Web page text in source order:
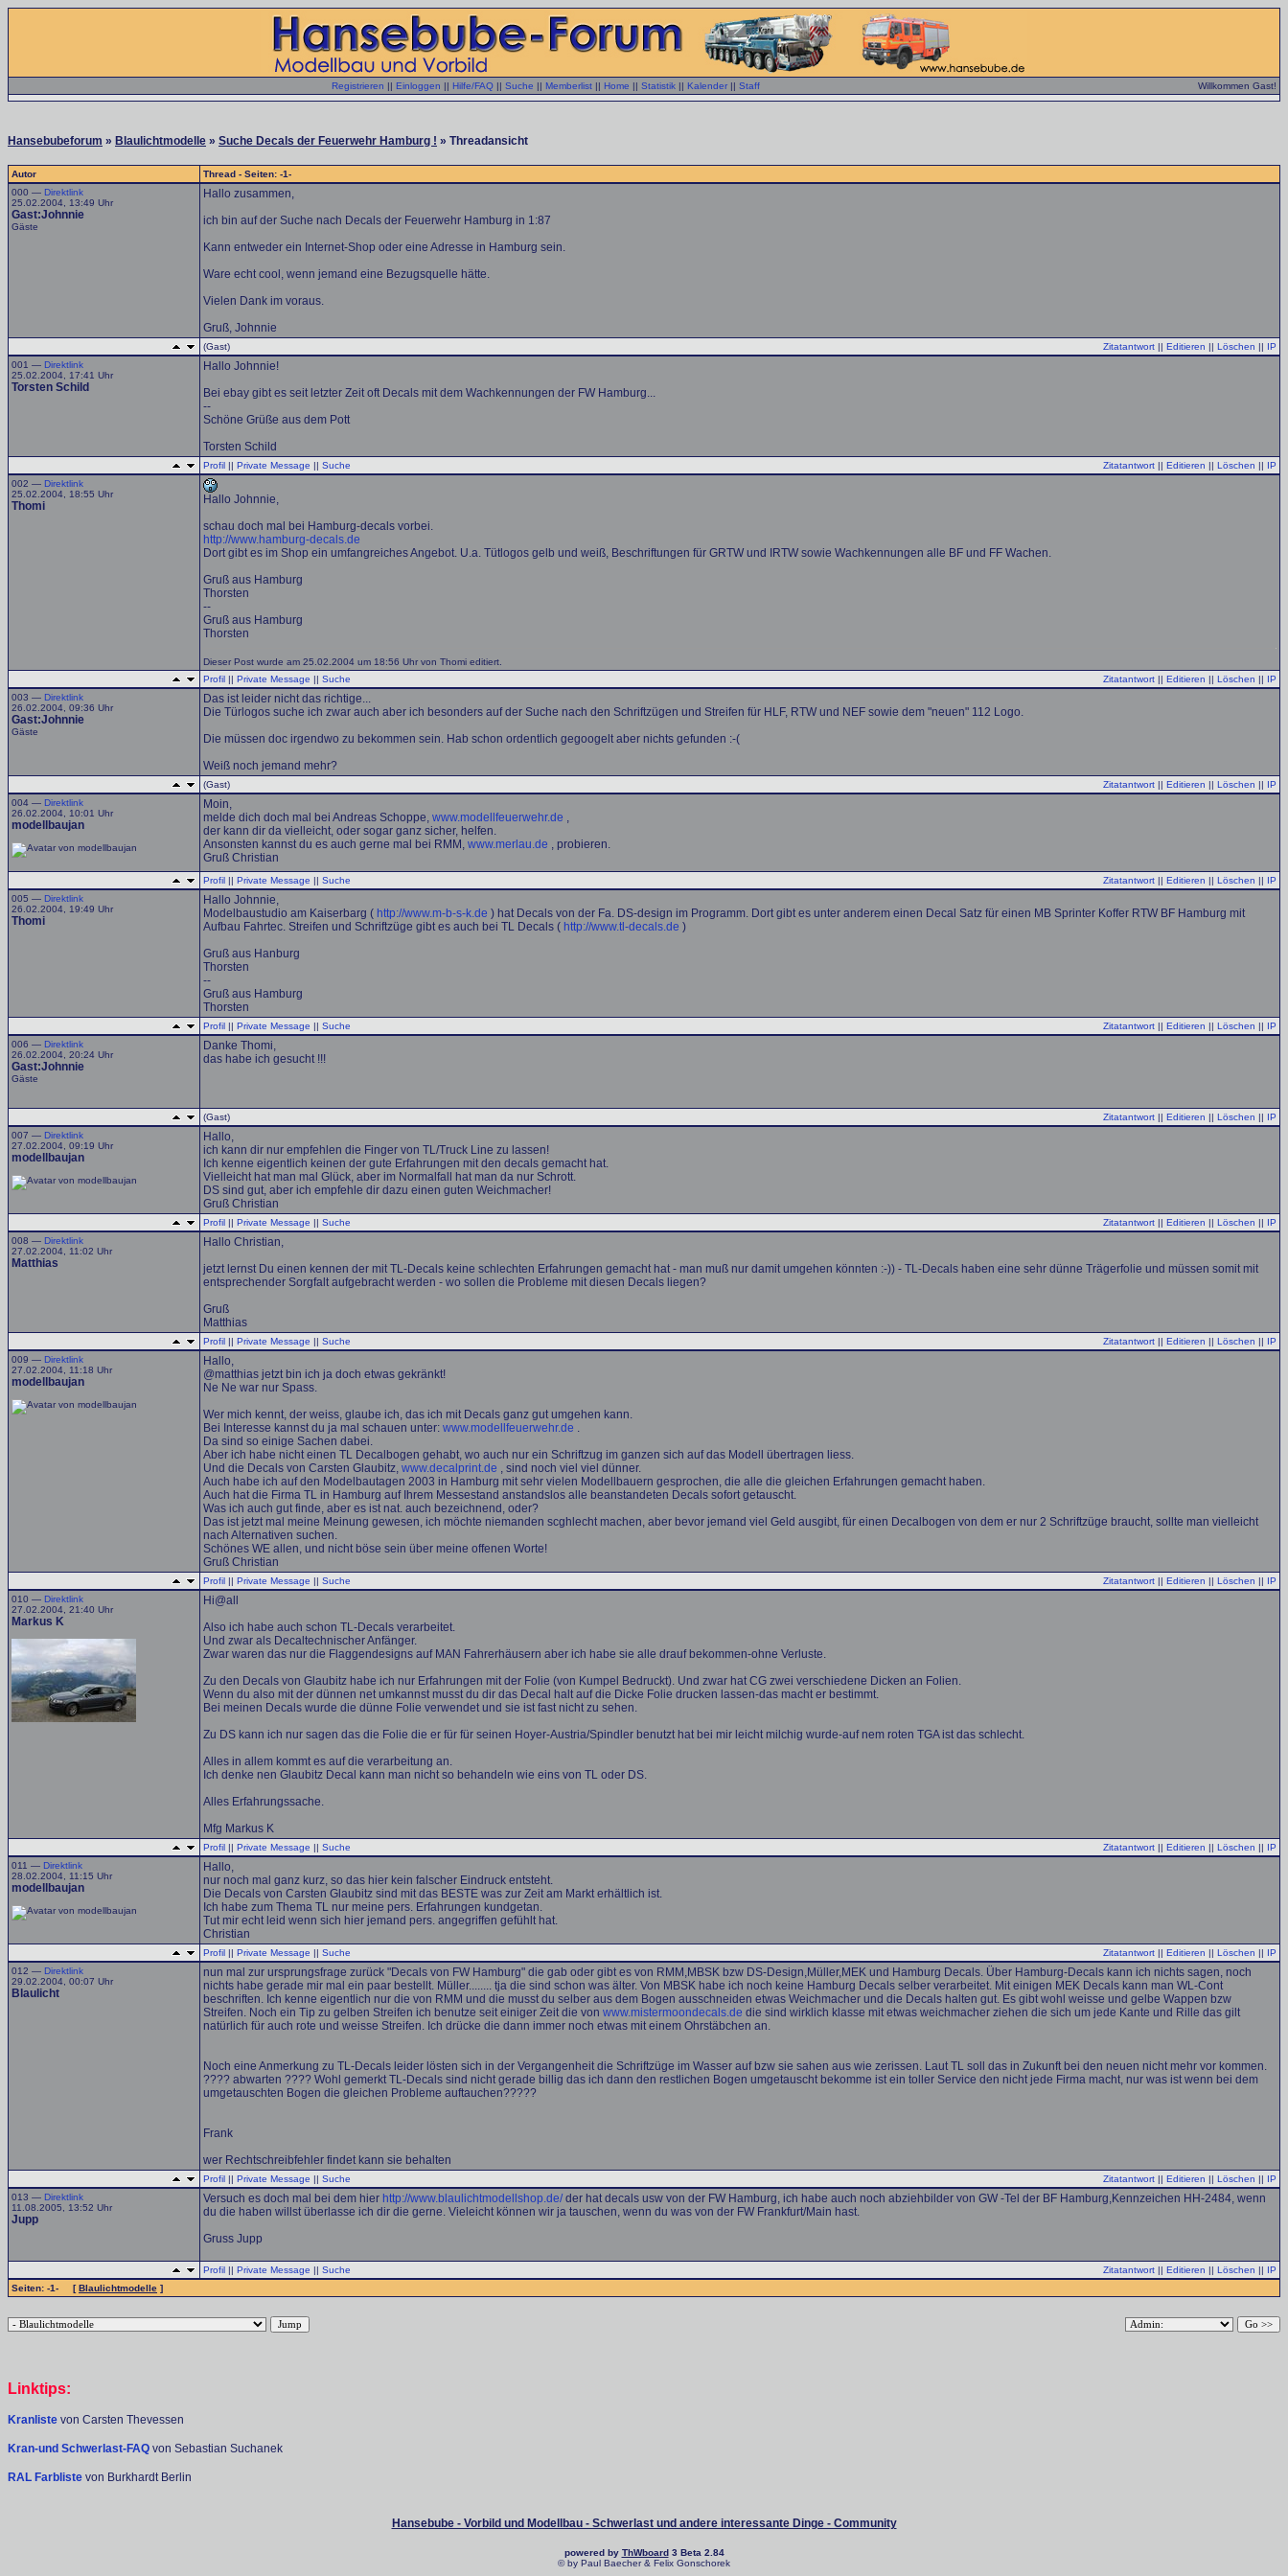
Registrieren || Einloggen || Hilfe/FAQ || Suche || Memberlist || Home || Statistik || Kalender || Staff Willkommen Gast!
Hansebubeforum » Blaulichtmodelle » Suche Decals der Feuerwehr Hamburg ! » Threadansicht
Autor
Thread - Seiten: -1-
000 — Direktlink
25.02.2004, 13:49 Uhr
Gast:Johnnie
Gäste
Hallo zusammen,
ich bin auf der Suche nach Decals der Feuerwehr Hamburg in 1:87
Kann entweder ein Internet-Shop oder eine Adresse in Hamburg sein.
Ware echt cool, wenn jemand eine Bezugsquelle hätte.
Vielen Dank im voraus.
Gruß, Johnnie
(Gast) Zitatantwort || Editieren || Löschen || IP
001 — Direktlink
25.02.2004, 17:41 Uhr
Torsten Schild
Hallo Johnnie!
Bei ebay gibt es seit letzter Zeit oft Decals mit dem Wachkennungen der FW Hamburg...
--
Schöne Grüße aus dem Pott
Torsten Schild
Profil || Private Message || Suche Zitatantwort || Editieren || Löschen || IP
002 — Direktlink
25.02.2004, 18:55 Uhr
Thomi
Hallo Johnnie,
schau doch mal bei Hamburg-decals vorbei.
http://www.hamburg-decals.de
Dort gibt es im Shop ein umfangreiches Angebot. U.a. Tütlogos gelb und weiß, Beschriftungen für GRTW und IRTW sowie Wachkennungen alle BF und FF Wachen.
Gruß aus Hamburg
Thorsten
--
Gruß aus Hamburg
Thorsten
Dieser Post wurde am 25.02.2004 um 18:56 Uhr von Thomi editiert.
Profil || Private Message || Suche Zitatantwort || Editieren || Löschen || IP
003 — Direktlink
26.02.2004, 09:36 Uhr
Gast:Johnnie
Gäste
Das ist leider nicht das richtige...
Die Türlogos suche ich zwar auch aber ich besonders auf der Suche nach den Schriftzügen und Streifen für HLF, RTW und NEF sowie dem "neuen" 112 Logo.
Die müssen doc irgendwo zu bekommen sein. Hab schon ordentlich gegoogelt aber nichts gefunden :-(
Weiß noch jemand mehr?
(Gast) Zitatantwort || Editieren || Löschen || IP
004 — Direktlink
26.02.2004, 10:01 Uhr
modellbaujan
Moin,
melde dich doch mal bei Andreas Schoppe, www.modellfeuerwehr.de ,
der kann dir da vielleicht, oder sogar ganz sicher, helfen.
Ansonsten kannst du es auch gerne mal bei RMM, www.merlau.de , probieren.
Gruß Christian
Profil || Private Message || Suche Zitatantwort || Editieren || Löschen || IP
005 — Direktlink
26.02.2004, 19:49 Uhr
Thomi
Hallo Johnnie,
Modelbaustudio am Kaiserbarg ( http://www.m-b-s-k.de ) hat Decals von der Fa. DS-design im Programm. Dort gibt es unter anderem einen Decal Satz für einen MB Sprinter Koffer RTW BF Hamburg mit
Aufbau Fahrtec. Streifen und Schriftzüge gibt es auch bei TL Decals ( http://www.tl-decals.de )
Gruß aus Hanburg
Thorsten
--
Gruß aus Hamburg
Thorsten
Profil || Private Message || Suche Zitatantwort || Editieren || Löschen || IP
006 — Direktlink
26.02.2004, 20:24 Uhr
Gast:Johnnie
Gäste
Danke Thomi,
das habe ich gesucht !!!
(Gast) Zitatantwort || Editieren || Löschen || IP
007 — Direktlink
27.02.2004, 09:19 Uhr
modellbaujan
Hallo,
ich kann dir nur empfehlen die Finger von TL/Truck Line zu lassen!
Ich kenne eigentlich keinen der gute Erfahrungen mit den decals gemacht hat.
Vielleicht hat man mal Glück, aber im Normalfall hat man da nur Schrott.
DS sind gut, aber ich empfehle dir dazu einen guten Weichmacher!
Gruß Christian
Profil || Private Message || Suche Zitatantwort || Editieren || Löschen || IP
008 — Direktlink
27.02.2004, 11:02 Uhr
Matthias
Hallo Christian,
jetzt lernst Du einen kennen der mit TL-Decals keine schlechten Erfahrungen gemacht hat - man muß nur damit umgehen könnten :-)) - TL-Decals haben eine sehr dünne Trägerfolie und müssen somit mit
entsprechender Sorgfalt aufgebracht werden - wo sollen die Probleme mit diesen Decals liegen?
Gruß
Matthias
Profil || Private Message || Suche Zitatantwort || Editieren || Löschen || IP
009 — Direktlink
27.02.2004, 11:18 Uhr
modellbaujan
Hallo,
@matthias jetzt bin ich ja doch etwas gekränkt!
Ne Ne war nur Spass.
Wer mich kennt, der weiss, glaube ich, das ich mit Decals ganz gut umgehen kann.
Bei Interesse kannst du ja mal schauen unter: www.modellfeuerwehr.de .
Da sind so einige Sachen dabei.
Aber ich habe nicht einen TL Decalbogen gehabt, wo auch nur ein Schriftzug im ganzen sich auf das Modell übertragen liess.
Und die Decals von Carsten Glaubitz, www.decalprint.de , sind noch viel viel dünner.
Auch habe ich auf den Modelbautagen 2003 in Hamburg mit sehr vielen Modellbauern gesprochen, die alle die gleichen Erfahrungen gemacht haben.
Auch hat die Firma TL in Hamburg auf Ihrem Messestand anstandslos alle beanstandeten Decals sofort getauscht.
Was ich auch gut finde, aber es ist nat. auch bezeichnend, oder?
Das ist jetzt mal meine Meinung gewesen, ich möchte niemanden scghlecht machen, aber bevor jemand viel Geld ausgibt, für einen Decalbogen von dem er nur 2 Schriftzüge braucht, sollte man vielleicht
nach Alternativen suchen.
Schönes WE allen, und nicht böse sein über meine offenen Worte!
Gruß Christian
Profil || Private Message || Suche Zitatantwort || Editieren || Löschen || IP
010 — Direktlink
27.02.2004, 21:40 Uhr
Markus K
Hi@all
Also ich habe auch schon TL-Decals verarbeitet.
Und zwar als Decaltechnischer Anfänger.
Zwar waren das nur die Flaggendesigns auf MAN Fahrerhäusern aber ich habe sie alle drauf bekommen-ohne Verluste.
Zu den Decals von Glaubitz habe ich nur Erfahrungen mit der Folie (von Kumpel Bedruckt). Und zwar hat CG zwei verschiedene Dicken an Folien.
Wenn du also mit der dünnen net umkannst musst du dir das Decal halt auf die Dicke Folie drucken lassen-das macht er bestimmt.
Bei meinen Decals wurde die dünne Folie verwendet und sie ist fast nicht zu sehen.
Zu DS kann ich nur sagen das die Folie die er für für seinen Hoyer-Austria/Spindler benutzt hat bei mir leicht milchig wurde-auf nem roten TGA ist das schlecht.
Alles in allem kommt es auf die verarbeitung an.
Ich denke nen Glaubitz Decal kann man nicht so behandeln wie eins von TL oder DS.
Alles Erfahrungssache.
Mfg Markus K
Profil || Private Message || Suche Zitatantwort || Editieren || Löschen || IP
011 — Direktlink
28.02.2004, 11:15 Uhr
modellbaujan
Hallo,
nur noch mal ganz kurz, so das hier kein falscher Eindruck entsteht.
Die Decals von Carsten Glaubitz sind mit das BESTE was zur Zeit am Markt erhältlich ist.
Ich habe zum Thema TL nur meine pers. Erfahrungen kundgetan.
Tut mir echt leid wenn sich hier jemand pers. angegriffen gefühlt hat.
Christian
Profil || Private Message || Suche Zitatantwort || Editieren || Löschen || IP
012 — Direktlink
29.02.2004, 00:07 Uhr
Blaulicht
nun mal zur ursprungsfrage zurück "Decals von FW Hamburg" die gab oder gibt es von RMM,MBSK bzw DS-Design,Müller,MEK und Hamburg Decals. Über Hamburg-Decals kann ich nichts sagen, noch
nichts habe gerade mir mal ein paar bestellt. Müller........ tja die sind schon was älter. Von MBSK habe ich noch keine Hamburg Decals selber verarbeitet. Mit einigen MEK Decals kann man WL-Cont
beschriften. Ich kenne eigentlich nur die von RMM und die musst du selber aus dem Bogen ausschneiden etwas Weichmacher und die Decals halten gut. Es gibt wohl weisse und gelbe Wappen bzw
Streifen. Noch ein Tip zu gelben Streifen ich benutze seit einiger Zeit die von www.mistermoondecals.de die sind wirklich klasse mit etwas weichmacher ziehen die sich um jede Kante und Rille das gilt
natürlich für auch rote und weisse Streifen. Ich drücke die dann immer noch etwas mit einem Ohrstäbchen an.
Noch eine Anmerkung zu TL-Decals leider lösten sich in der Vergangenheit die Schriftzüge im Wasser auf bzw sie sahen aus wie zerissen. Laut TL soll das in Zukunft bei den neuen nicht mehr vor kommen.
???? abwarten ???? Wohl gemerkt TL-Decals sind nicht gerade billig das ich dann den restlichen Bogen umgetauscht bekomme ist ein toller Service den nicht jede Firma macht, nur was ist wenn bei dem
umgetauschten Bogen die gleichen Probleme auftauchen?????
Frank
wer Rechtschreibfehler findet kann sie behalten
Profil || Private Message || Suche Zitatantwort || Editieren || Löschen || IP
013 — Direktlink
11.08.2005, 13:52 Uhr
Jupp
Versuch es doch mal bei dem hier http://www.blaulichtmodellshop.de/der hat decals usw von der FW Hamburg, ich habe auch noch abziehbilder von GW -Tel der BF Hamburg,Kennzeichen HH-2484, wenn
du die haben willst überlasse ich dir die gerne. Vieleicht können wir ja tauschen, wenn du was von der FW Frankfurt/Main hast.
Gruss Jupp
Profil || Private Message || Suche Zitatantwort || Editieren || Löschen || IP
Seiten: -1- [Blaulichtmodelle ]
Linktips:
Kranliste von Carsten Thevessen
Kran-und Schwerlast-FAQ von Sebastian Suchanek
RAL Farbliste von Burkhardt Berlin
Hansebube - Vorbild und Modellbau - Schwerlast und andere interessante Dinge - Community
powered by ThWboard3 Beta 2.84
© by Paul Baecher & Felix Gonschorek